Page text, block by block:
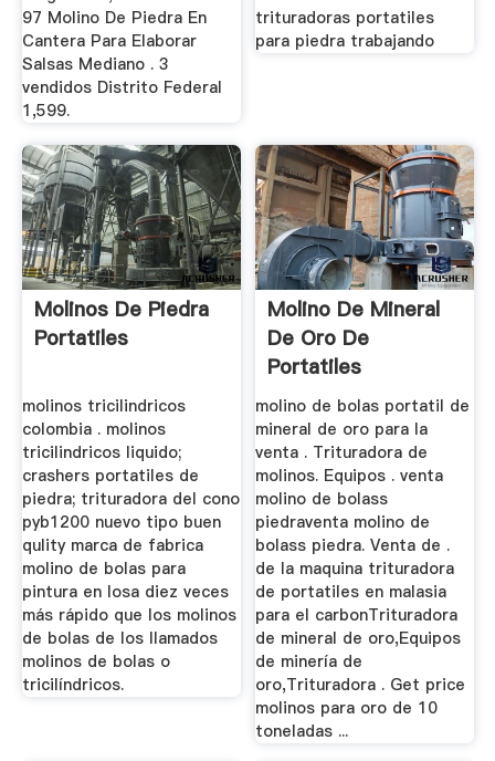
97 Molino De Piedra En
Cantera Para Elaborar
Salsas Mediano . 3
vendidos Distrito Federal
1,599.
trituradoras portatiles
para piedra trabajando
Molinos De Piedra
Portatiles
molinos tricilindricos
colombia . molinos
tricilindricos liquido;
crashers portatiles de
piedra; trituradora del cono
pyb1200 nuevo tipo buen
qulity marca de fabrica
molino de bolas para
pintura en losa diez veces
más rápido que los molinos
de bolas de los llamados
molinos de bolas o
tricilíndricos.
Molino De Mineral
De Oro De
Portatiles
molino de bolas portatil de
mineral de oro para la
venta . Trituradora de
molinos. Equipos . venta
molino de bolass
piedraventa molino de
bolass piedra. Venta de .
de la maquina trituradora
de portatiles en malasia
para el carbonTrituradora
de mineral de oro,Equipos
de minería de
oro,Trituradora . Get price
molinos para oro de 10
toneladas ...